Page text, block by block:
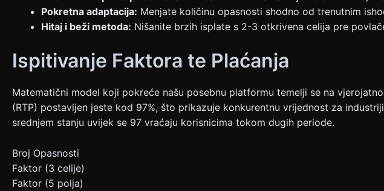
Pokretna adaptacija: Menjate količinu opasnosti shodno od trenutnim
Hitaj i beži metoda: Nišanite brzih isplate s 2-3 otkrivena celija pre
Ispitivanje Faktora te Plaćanja
Matematični model koji pokreće našu posebnu platformu temelji se na
(RTP) postavljen jeste kod 97%, što prikazuje konkurentnu vrijednost za
srednjem stanju uvijek se 97 vraćaju korisnicima tokom dugih periode.
Broj Opasnosti
Faktor (3 celije)
Faktor (5 polja)